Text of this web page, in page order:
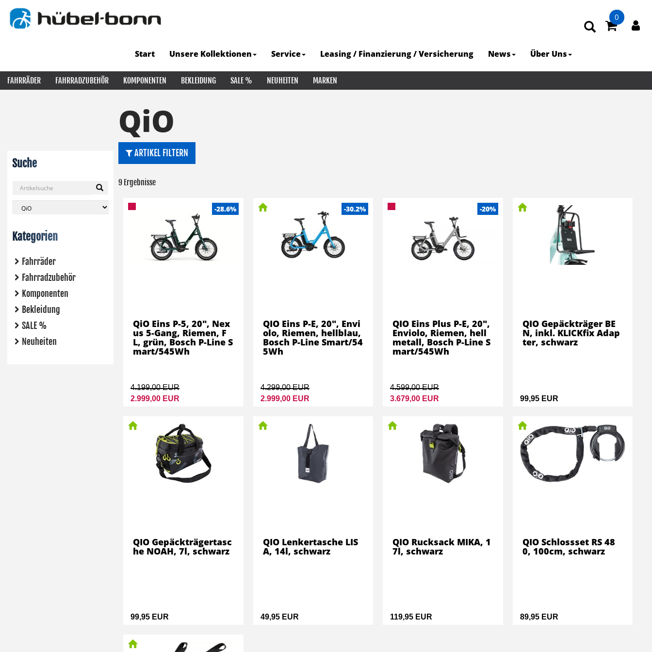
0
Start Unsere Kollektionen Service Leasing / Finanzierung / Versicherung News Über Uns
FAHRRÄDER FAHRRADZUBEHÖR KOMPONENTEN BEKLEIDUNG SALE % NEUHEITEN MARKEN
Suche
Kategorien
Fahrräder
Fahrradzubehör
Komponenten
Bekleidung
SALE %
Neuheiten
QiO
ARTIKEL FILTERN
9 Ergebnisse
-28.6%
4.199,00 EUR
2.999,00 EUR
QiO Eins P-5, 20", Nex
us 5-Gang, Riemen, F
L, grün, Bosch P-Line S
mart/545Wh
-30.2%
4.299,00 EUR
2.999,00 EUR
QIO Eins P-E, 20", Envi
olo, Riemen, hellblau,
Bosch P-Line Smart/54
5Wh
-20%
4.599,00 EUR
3.679,00 EUR
QIO Eins Plus P-E, 20",
Enviolo, Riemen, hell
metall, Bosch P-Line S
mart/545Wh
99,95 EUR
QIO Gepäckträger BE
N, inkl. KLICKfix Adap
ter, schwarz
99,95 EUR
QIO Gepäckträgertasc
he NOAH, 7l, schwarz
49,95 EUR
QIO Lenkertasche LIS
A, 14l, schwarz
119,95 EUR
QIO Rucksack MIKA, 1
7l, schwarz
89,95 EUR
QIO Schlossset RS 48
0, 100cm, schwarz